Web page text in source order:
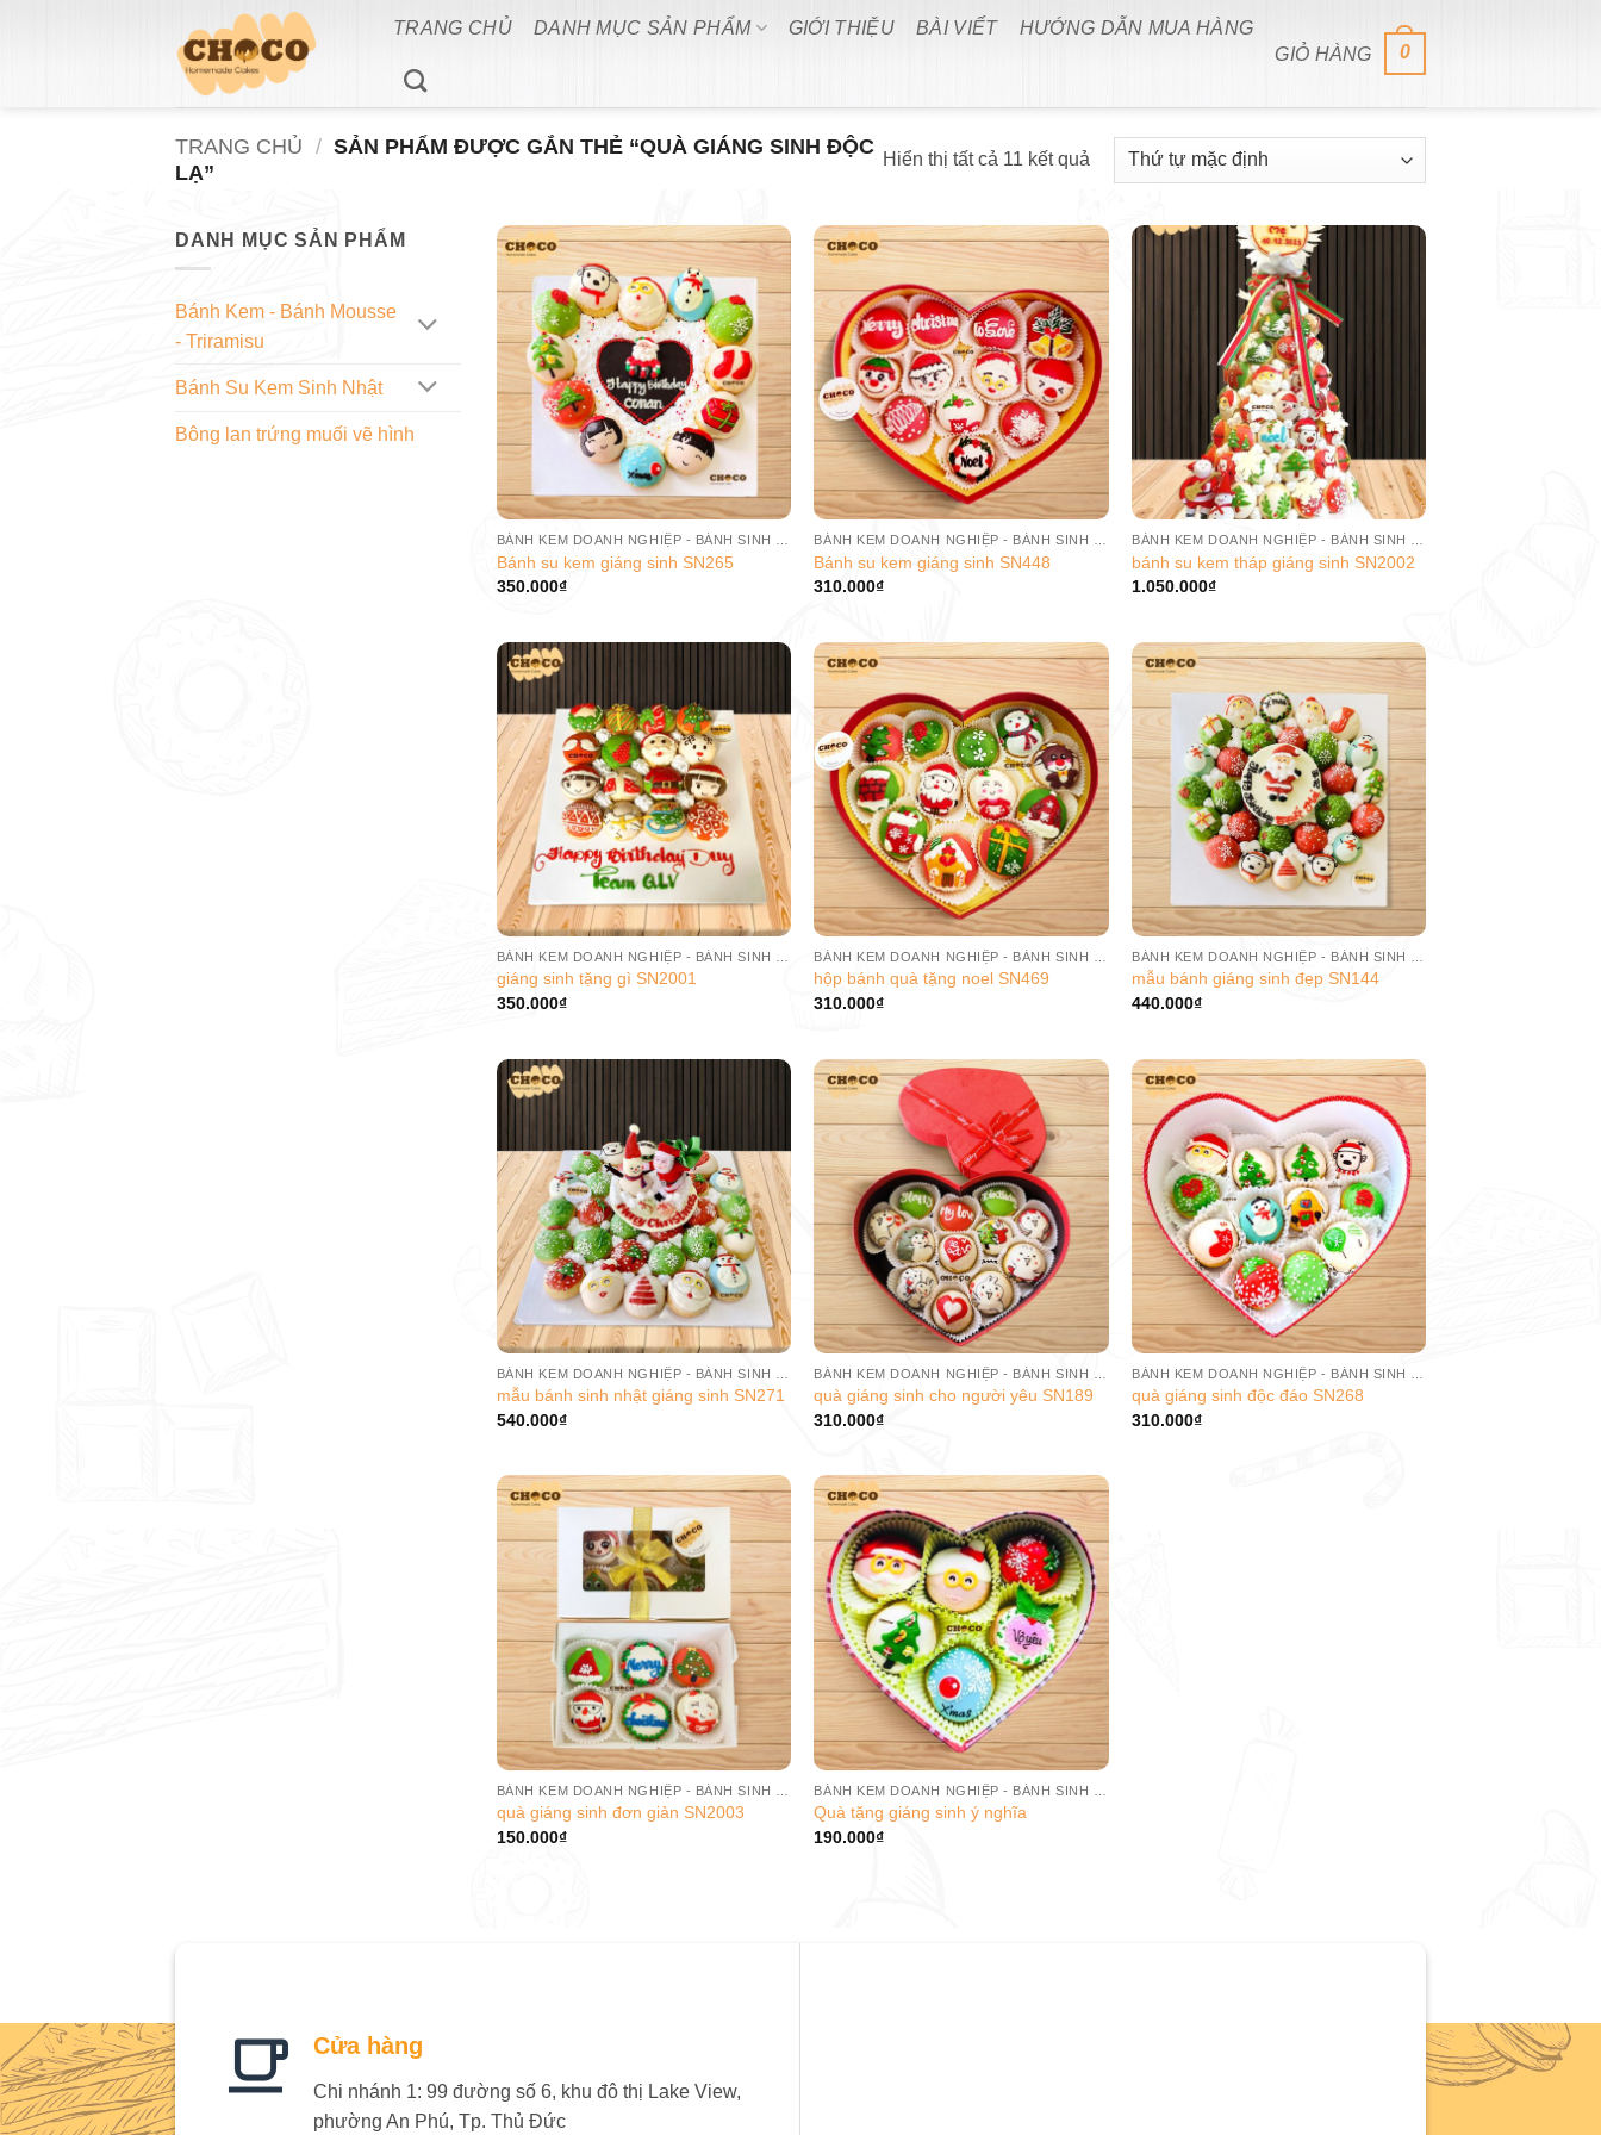
TRANG CHỦ DANH MỤC SẢN PHẨM GIỚI THIỆU BÀI VIẾT
HƯỚNG DẪN MUA HÀNG
GIỎ HÀNG
0
TRANG CHỦ / SẢN PHẨM ĐƯỢC GẮN THẺ “QUÀ GIÁNG SINH ĐỘC
LẠ”
Hiển thị tất cả 11 kết quả
DANH MỤC SẢN PHẨM
Bánh Kem - Bánh Mousse
- Triramisu
Bánh Su Kem Sinh Nhật
Bông lan trứng muối vẽ hình
Bánh su kem giáng sinh SN265
350.000₫
Bánh su kem giáng sinh SN448
310.000₫
bánh su kem tháp giáng sinh SN2002
1.050.000₫
giáng sinh tặng gì SN2001
350.000₫
hộp bánh quà tặng noel SN469
310.000₫
mẫu bánh giáng sinh đẹp SN144
440.000₫
mẫu bánh sinh nhật giáng sinh SN271
540.000₫
quà giáng sinh cho người yêu SN189
310.000₫
quà giáng sinh độc đáo SN268
310.000₫
quà giáng sinh đơn giản SN2003
150.000₫
Quà tặng giáng sinh ý nghĩa
190.000₫
Cửa hàng
Chi nhánh 1: 99 đường số 6, khu đô thị Lake View,
phường An Phú, Tp. Thủ Đức